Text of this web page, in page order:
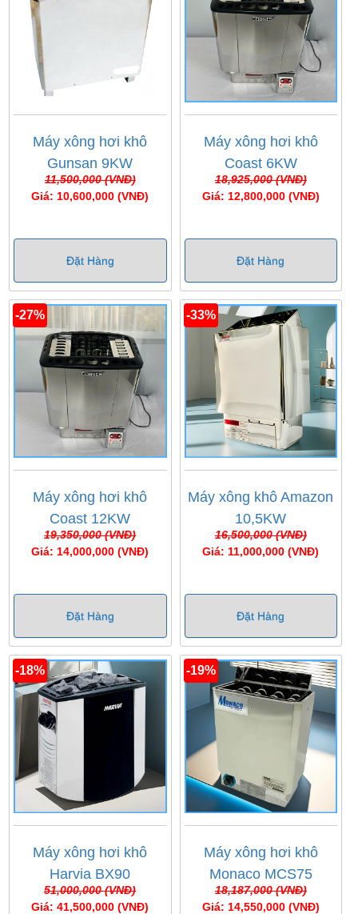
Máy xông hơi khô
Gunsan 9KW
11,500,000 (VNĐ)
Giá: 10,600,000 (VNĐ)
Đặt Hàng
Máy xông hơi khô
Coast 6KW
18,925,000 (VNĐ)
Giá: 12,800,000 (VNĐ)
Đặt Hàng
-27%
Máy xông hơi khô
Coast 12KW
19,350,000 (VNĐ)
Giá: 14,000,000 (VNĐ)
Đặt Hàng
-33%
Máy xông khô Amazon
10,5KW
16,500,000 (VNĐ)
Giá: 11,000,000 (VNĐ)
Đặt Hàng
-18%
Máy xông hơi khô
Harvia BX90
51,000,000 (VNĐ)
Giá: 41,500,000 (VNĐ)
-19%
Máy xông hơi khô
Monaco MCS75
(7,5kw)
18,187,000 (VNĐ)
Giá: 14,550,000 (VNĐ)